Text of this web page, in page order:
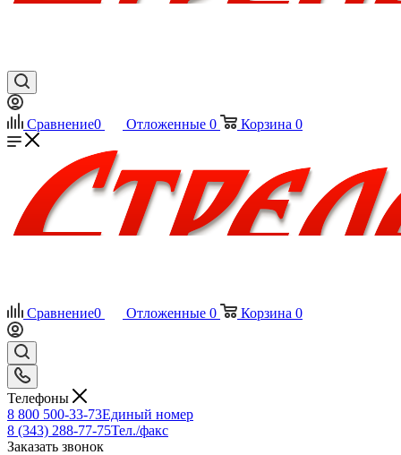
Сравнение0 Отложенные 0 Корзина 0
Сравнение0 Отложенные 0 Корзина 0
Телефоны
8 800 500-33-73Единый номер
8 (343) 288-77-75Тел./факс
Заказать звонок